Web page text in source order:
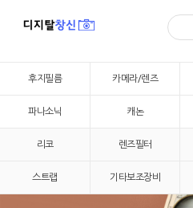
후지필름 카메라/렌즈
파나소닉 캐논
리코 렌즈필터
스트랩 기타보조장비